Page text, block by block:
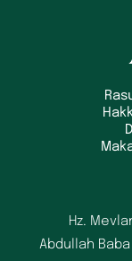
Hz.
Abdullah Baba